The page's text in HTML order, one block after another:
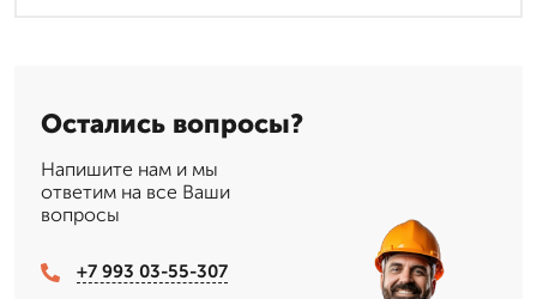
Остались вопросы?
Напишите нам и мы
ответим на все Ваши
вопросы
+7 993 03-55-307